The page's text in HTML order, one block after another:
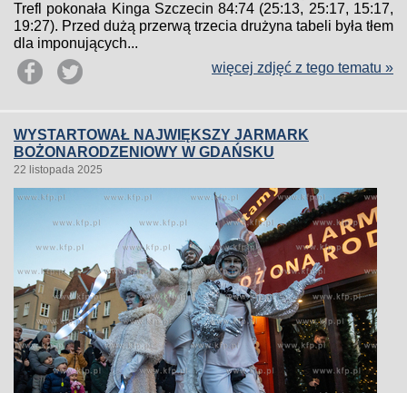
Trefl pokonała Kinga Szczecin 84:74 (25:13, 25:17, 15:17,
19:27). Przed dużą przerwą trzecia drużyna tabeli była tłem
dla imponujących...
więcej zdjęć z tego tematu »
WYSTARTOWAŁ NAJWIĘKSZY JARMARK
BOŻONARODZENIOWY W GDAŃSKU
22 listopada 2025